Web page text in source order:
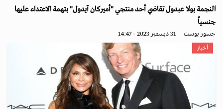
النجمة بولا عبدول تقاضي أحد منتجي "أميركان آيدول" بتهمة الاعتداء عليها
جنسياً
جسور بوست 31 ديسمبر 2023 - 14:47
أخبار